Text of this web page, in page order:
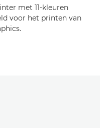
met 11-kleuren
voor het printen van